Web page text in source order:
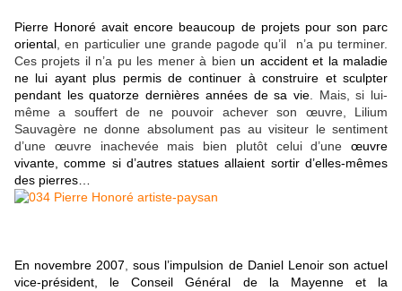
Pierre Honoré avait encore beaucoup de projets pour son parc
oriental , en particulier une grande pagode qu’il n’a pu terminer.
Ces projets il n’a pu les mener à bienun accident et la maladie
ne lui ayant plus permis de continuer à construire et sculpter
pendant les quatorze dernières années de sa vie. Mais, si lui-
même a souffert de ne pouvoir achever son œuvre, Lilium
Sauvagère ne donne absolument pas au visiteur le sentiment
d’une œuvre inachevée mais bien plutôt celui d’une œuvre
vivante, comme si d’autres statues allaient sortir d’elles-mêmes
des pierres…
En novembre 2007 ,sous l’impulsion de Daniel Lenoir son actuel
vice-président, le Conseil Général de la Mayenne et la